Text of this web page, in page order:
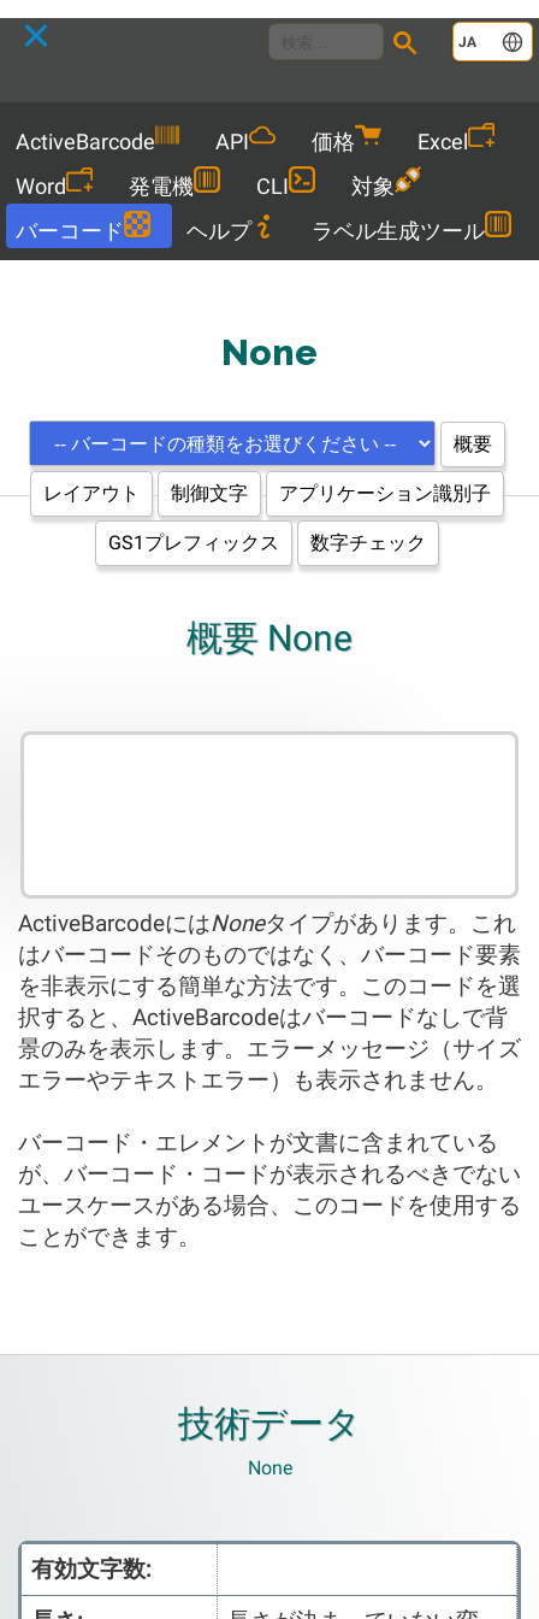
JA
ActiveBarcode API 価格
Excel
Word
発電機 CLI
対象
バーコード
ヘルプ ラベル生成ツール
None
概要
レイアウト 制御文字 アプリケーション識別子
GS1プレフィックス 数字チェック
概要 None
ActiveBarcodeにはNoneタイプがあります。これ
はバーコードそのものではなく、バーコード要素
を非表示にする簡単な方法です。このコードを選
択すると、ActiveBarcodeはバーコードなしで背
景のみを表示します。エラーメッセージ（サイズ
エラーやテキストエラー）も表示されません。
バーコード・エレメントが文書に含まれている
が、バーコード・コードが表示されるべきでない
ユースケースがある場合、このコードを使用する
ことができます。
技術データ
None
有効文字数: